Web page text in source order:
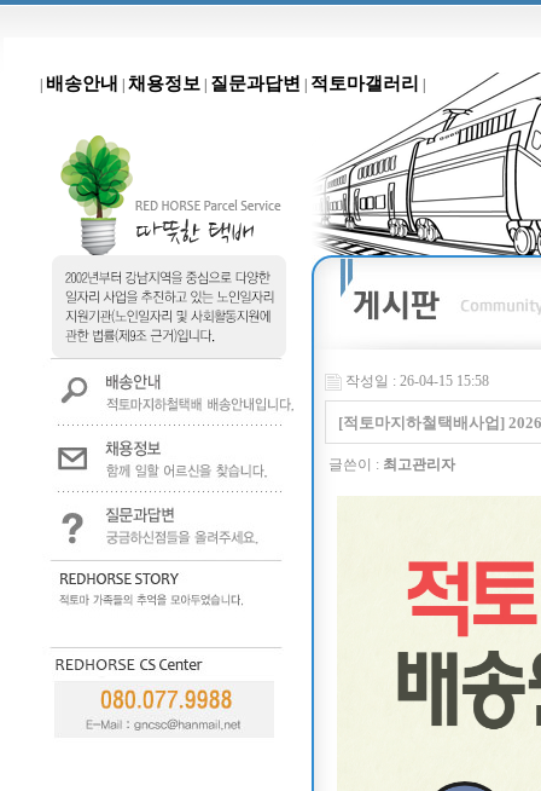
배송안내 채용정보 질문과답변 적토마갤러리
작성일 : 26-04-15 15:58
[적토마지하철택배사업]
글쓴이 : 최고관리자